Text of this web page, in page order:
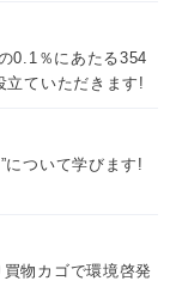
0.1％にあたる354
立ていただきます!
について学びます!
物カゴで環境啓発